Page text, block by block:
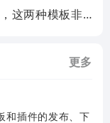
种模板非常实用
更多
和插件的发布、下